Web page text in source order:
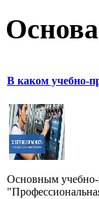
В каком учебно-
Основным учебно-